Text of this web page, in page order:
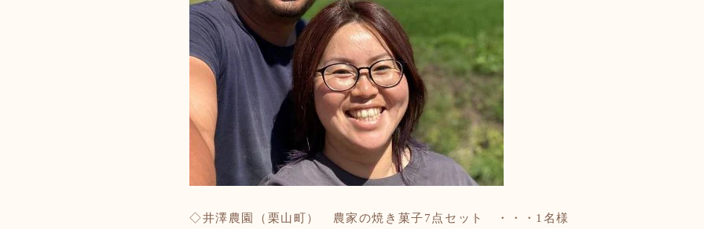
◇井澤農園（栗山町） 農家の焼き菓子7点セット ・・・1名様